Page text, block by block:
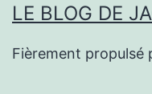
LE BLOG DE
Fièrement propulsé